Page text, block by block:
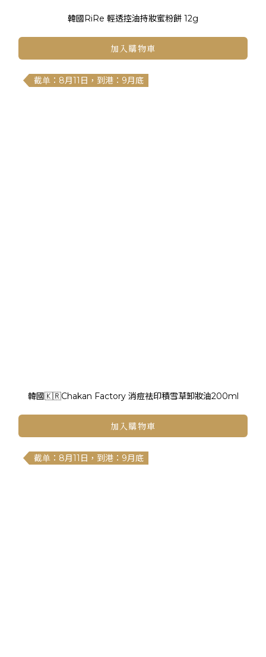
韓國RiRe 輕透控油持妝蜜粉餅 12g
加入購物車
截单：8月11日，到港：9月底
韓國🇰🇷Chakan Factory 消痘祛印積雪草卸妝油200ml
加入購物車
截单：8月11日，到港：9月底